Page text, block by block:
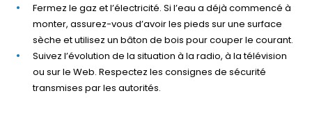
Fermez le gaz et l’électricité. Si l’eau a déjà commencé à
monter, assurez-vous d’avoir les pieds sur une surface
sèche et utilisez un bâton de bois pour couper le courant.
Suivez l’évolution de la situation à la radio, à la télévision
ou sur le Web. Respectez les consignes de sécurité
transmises par les autorités.